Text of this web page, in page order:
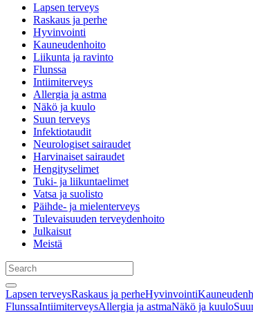
Lapsen terveys
Raskaus ja perhe
Hyvinvointi
Kauneudenhoito
Liikunta ja ravinto
Flunssa
Intiimiterveys
Allergia ja astma
Näkö ja kuulo
Suun terveys
Infektiotaudit
Neurologiset sairaudet
Harvinaiset sairaudet
Hengityselimet
Tuki- ja liikuntaelimet
Vatsa ja suolisto
Päihde- ja mielenterveys
Tulevaisuuden terveydenhoito
Julkaisut
Meistä
Lapsen terveysRaskaus ja perheHyvinvointi
FlunssaIntiimiterveysAllergia ja astmaNäkö ja kuulo